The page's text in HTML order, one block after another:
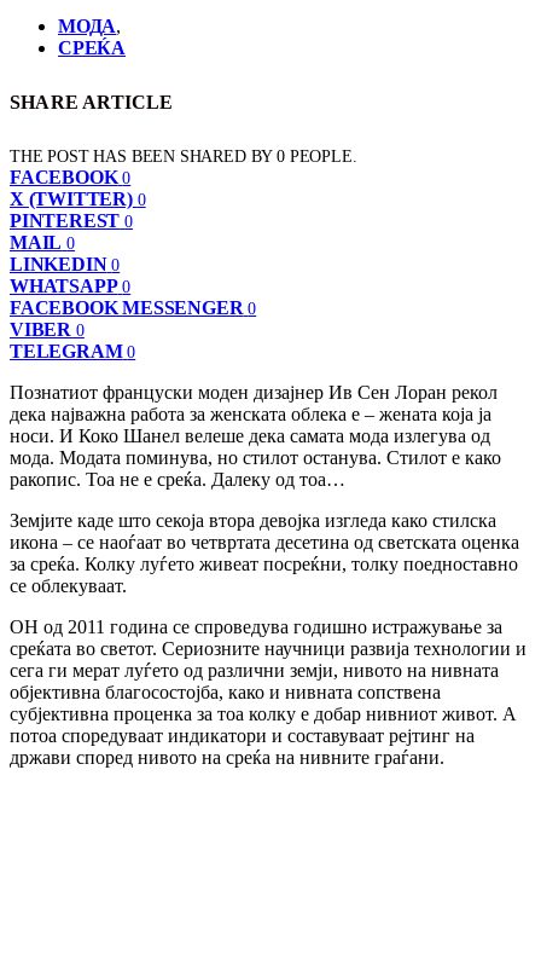
МОДА,
СРЕЌА
SHARE ARTICLE
THE POST HAS BEEN SHARED BY0 PEOPLE.
FACEBOOK 0
X (TWITTER) 0
PINTEREST 0
MAIL 0
LINKEDIN 0
WHATSAPP 0
FACEBOOK MESSENGER 0
VIBER 0
TELEGRAM 0
Познатиот француски моден дизајнер Ив Сен Лоран рекол
дека најважна работа за женската облека е – жената која ја
носи. И Коко Шанел велеше дека самата мода излегува од
мода. Модата поминува, но стилот останува. Стилот е како
ракопис. Тоа не е среќа. Далеку од тоа…
Земјите каде што секоја втора девојка изгледа како стилска
икона – се наоѓаат во четвртата десетина од светската оценка
за среќа. Колку луѓето живеат посреќни, толку поедноставно
се облекуваат.
ОН од 2011 година се спроведува годишно истражување за
среќата во светот. Сериозните научници развија технологии и
сега ги мерат луѓето од различни земји, нивото на нивната
објективна благосостојба, како и нивната сопствена
субјективна проценка за тоа колку е добар нивниот живот. А
потоа споредуваат индикатори и составуваат рејтинг на
држави според нивото на среќа на нивните граѓани.